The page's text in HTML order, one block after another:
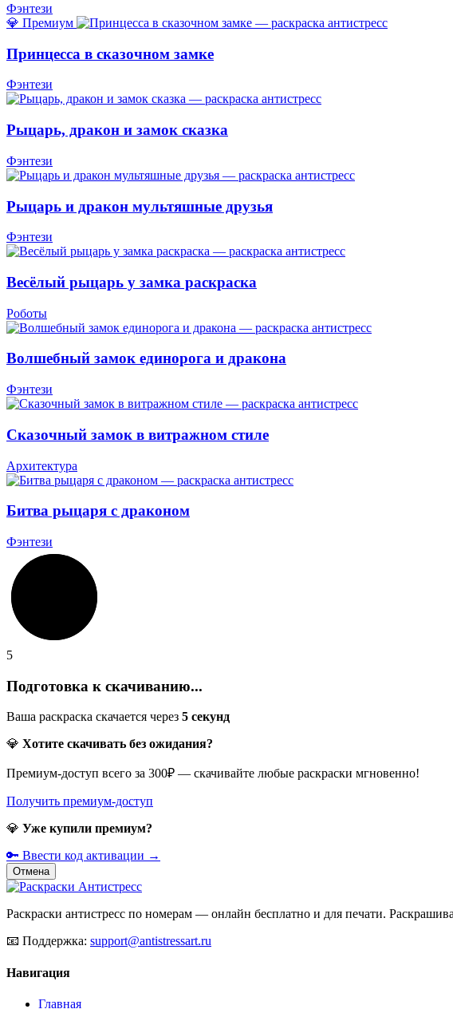
Фэнтези
💎 Премиум
Принцесса в сказочном замке
Фэнтези
Рыцарь, дракон и замок сказка
Фэнтези
Рыцарь и дракон мультяшные друзья
Фэнтези
Весёлый рыцарь у замка раскраска
Роботы
Волшебный замок единорога и дракона
Фэнтези
Сказочный замок в витражном стиле
Архитектура
Битва рыцаря с драконом
Фэнтези
5
Подготовка к скачиванию...
Ваша раскраска скачается через 5 секунд
💎 Хотите скачивать без ожидания?
Премиум-доступ всего за 300₽ — скачивайте любые раскраски мгновенно!
Получить премиум-доступ
💎 Уже купили премиум?
🔑 Ввести код активации →
Отмена
Раскраски антистресс по номерам — онлайн бесплатно и для печати.
📧 Поддержка: support@antistressart.ru
Навигация
Главная